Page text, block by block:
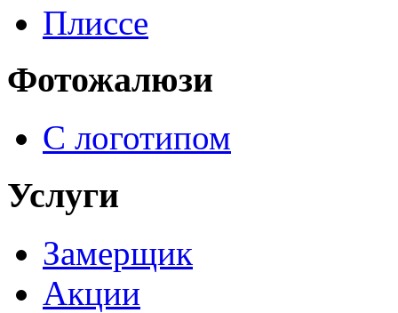
Плиссе
Фотожалюзи
С логотипом
Услуги
Замерщик
Акции